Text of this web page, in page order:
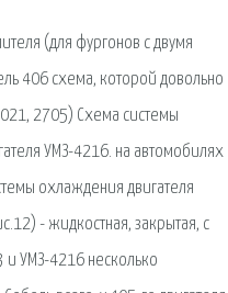
(для фургонов с двумя
406 схема, которой довольно
2705) Схема системы
УМЗ-4216. на автомобилях
охлаждения двигателя
- жидкостная, закрытая, с
и УМЗ-4216 несколько